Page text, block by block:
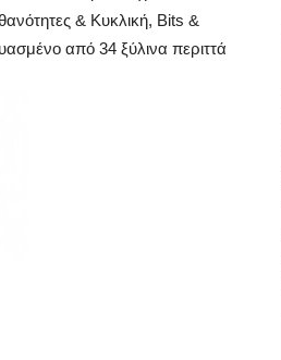
& Κυκλική, Bits &
από 34 ξύλινα περιττά